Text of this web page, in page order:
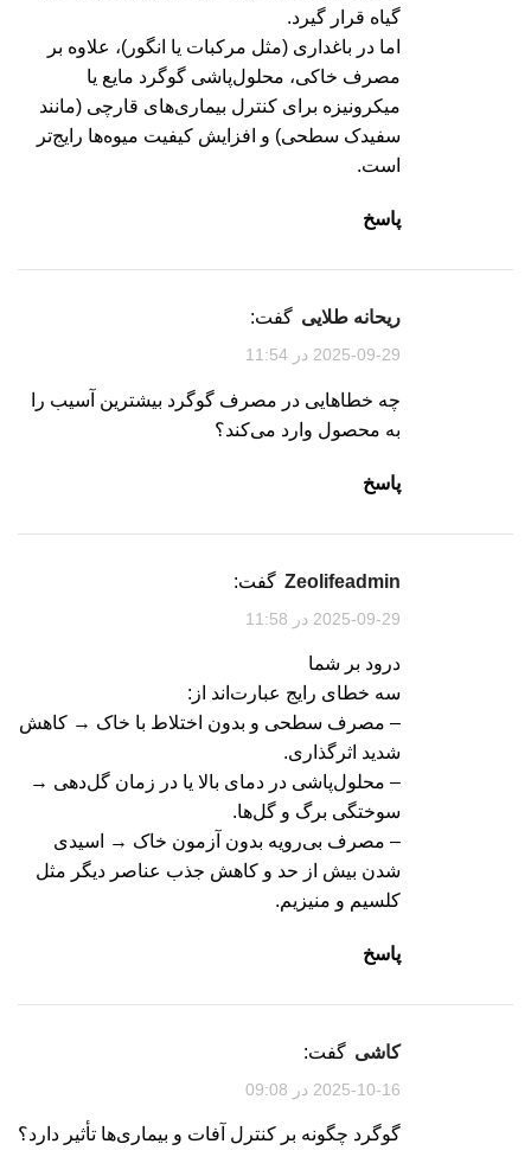
گیاه قرار گیرد.
اما در باغداری (مثل مرکبات یا انگور)، علاوه بر
مصرف خاکی، محلول‌پاشی گوگرد مایع یا
میکرونیزه برای کنترل بیماری‌های قارچی (مانند
سفیدک سطحی) و افزایش کیفیت میوه‌ها رایج‌تر
است.
پاسخ
ریحانه طلایی گفت:
2025-09-29 در 11:54
چه خطاهایی در مصرف گوگرد بیشترین آسیب را
به محصول وارد می‌کند؟
پاسخ
zeolifeadmin گفت:
2025-09-29 در 11:58
درود بر شما
سه خطای رایج عبارت‌اند از:
– مصرف سطحی و بدون اختلاط با خاک → کاهش
شدید اثرگذاری.
– محلول‌پاشی در دمای بالا یا در زمان گل‌دهی →
سوختگی برگ و گل‌ها.
– مصرف بی‌رویه بدون آزمون خاک → اسیدی
شدن بیش از حد و کاهش جذب عناصر دیگر مثل
کلسیم و منیزیم.
پاسخ
کاشی گفت:
2025-10-16 در 09:08
گوگرد چگونه بر کنترل آفات و بیماری‌ها تأثیر دارد؟